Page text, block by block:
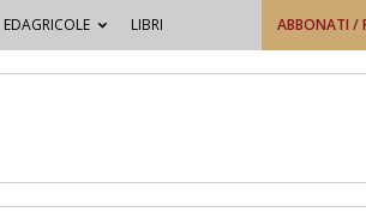
EDAGRICOLE LIBRI ABBONATI /